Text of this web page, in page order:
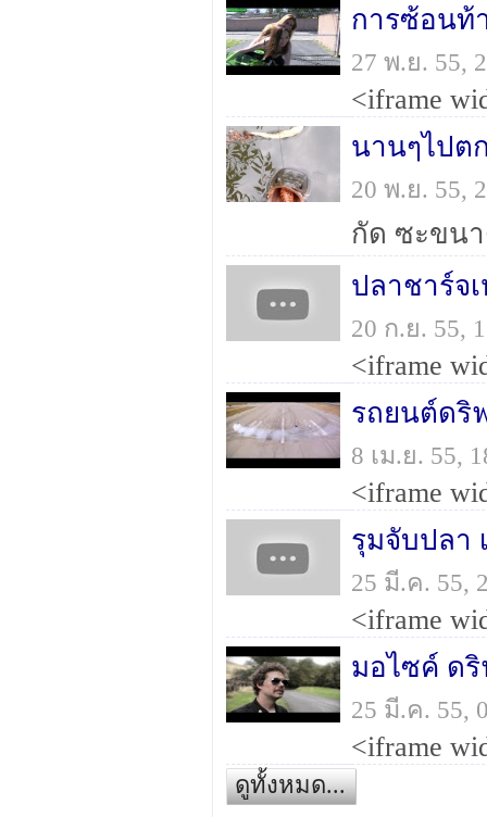
การซ้อนท้
27 พ.ย. 55,
นานๆไปต
20 พ.ย. 55,
กัด ซะขน
ปลาชาร์จ
20 ก.ย. 55,
รถยนต์ดริ
8 เม.ย. 55,
รุมจับปลา
25 มี.ค. 55,
มอไซค์ ด
25 มี.ค. 55,
ดูทั้งหมด...